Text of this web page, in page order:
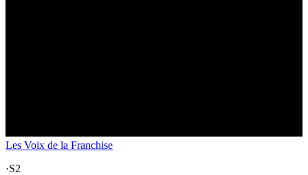
Les Voix de la Franchise
·S2